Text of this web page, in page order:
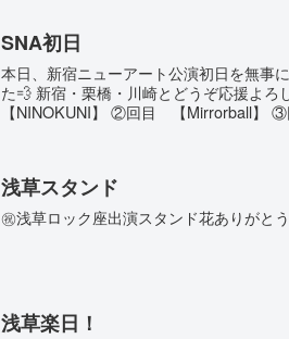
SNA初日
本日、新宿ニューアート公演初日を無事
た💨 新宿・栗橋・川崎とどうぞ応援よろ
【NINOKUNI】 ②回目 【Mirrorball】 ③
浅草スタンド
㊗️浅草ロック座出演スタンド花ありがと
浅草楽日！